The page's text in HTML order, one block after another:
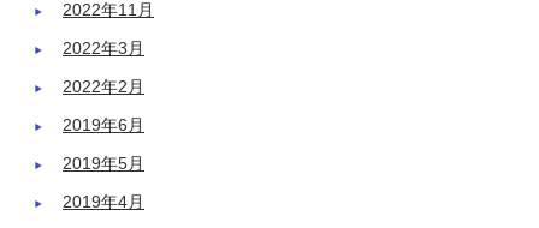
2022年11月
2022年3月
2022年2月
2019年6月
2019年5月
2019年4月